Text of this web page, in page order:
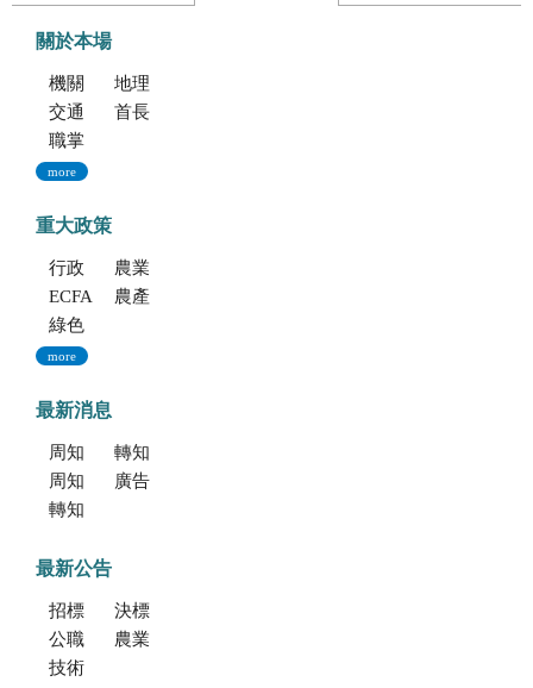
關於本場
機關簡介
地理位置及農業環境
交通指南
首長專區
職掌與組織編制
more
重大政策
行政院重大政策(連結至行政院)
農業部重大政策(連結至農業部)
ECFA專區
農產業保險(連結至農糧署)
綠色環境給付計畫(連結至農糧署)
more
最新消息
周知文化部「2027年文化部百大文化基地徵選獎勵簡章」，歡迎踴躍參加。
轉知考選部「115年建築師、技師、大地工程技師（第二階段考試）、 不動產經紀人、記帳士考試」報名訊息
周知文化部文化資產局訂於115年9月19日至20日辦理「2026年全國古蹟日活動」
廣告文宣「116年度軍公教員工待遇提升方案」政策圖文說明
轉知海洋委員會海洋保育署「2026海洋保育創意短影音競賽」活動資訊
最新公告
招標公告
決標公告
公職人員利益衝突迴避法身份揭露專區
農業新聞
技術移轉公告